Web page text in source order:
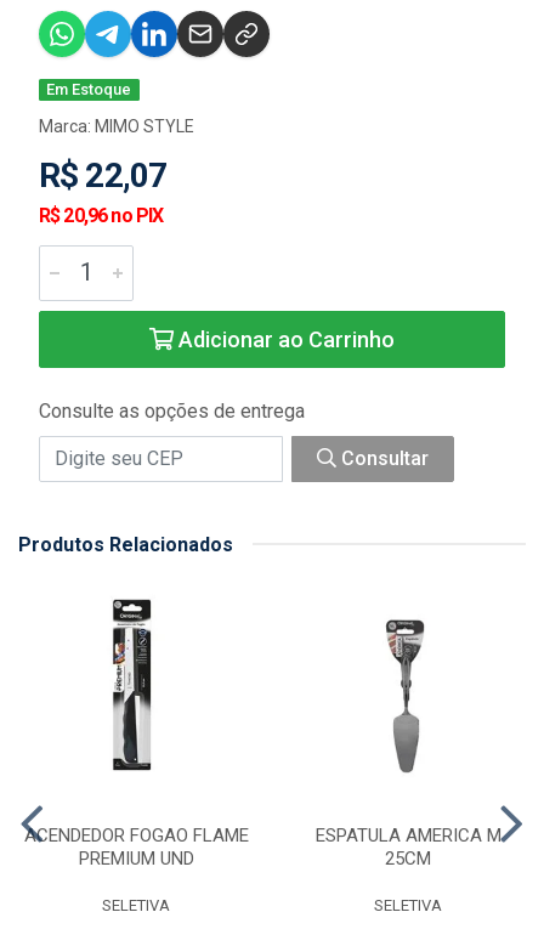
Em Estoque
Marca: MIMO STYLE
R$ 22,07
R$ 20,96 no PIX
Adicionar ao Carrinho
Consulte as opções de entrega
Consultar
Produtos Relacionados
ACENDEDOR FOGAO FLAME
PREMIUM UND
SELETIVA
ESPATULA AMERICA M
25CM
SELETIVA